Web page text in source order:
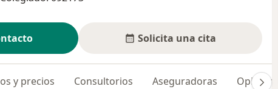
Solicita una cita
y precios Consultorios Aseguradoras Opiniones